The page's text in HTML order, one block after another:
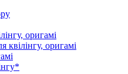
оригамі
квілінгу, оригамі